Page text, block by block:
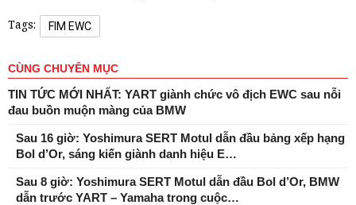
Tags: FIM EWC
CÙNG CHUYÊN MỤC
TIN TỨC MỚI NHẤT: YART giành chức vô địch EWC sau nỗi
đau buồn muộn màng của BMW
Sau 16 giờ: Yoshimura SERT Motul dẫn đầu bảng xếp hạng
Bol d’Or, sáng kiến ​​giành danh hiệu E…
Sau 8 giờ: Yoshimura SERT Motul dẫn đầu Bol d’Or, BMW
dẫn trước YART – Yamaha trong cuộc…